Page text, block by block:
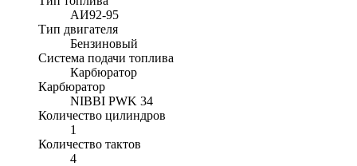
АИ92-95
Тип двигателя
Бензиновый
Система подачи топлива
Карбюратор
Карбюратор
NIBBI PWK 34
Количество цилиндров
1
Количество тактов
4